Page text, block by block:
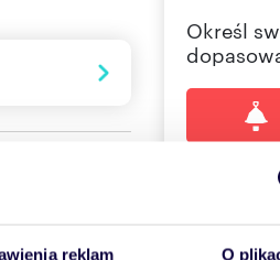
reklam O
Określ